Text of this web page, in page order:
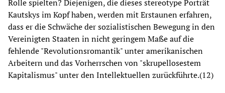
Rolle spielten? Diejenigen, die dieses stereotype Porträt
Kautskys im Kopf haben, werden mit Erstaunen erfahren,
dass er die Schwäche der sozialistischen Bewegung in den
Vereinigten Staaten in nicht geringem Maße auf die
fehlende "Revolutionsromantik" unter amerikanischen
Arbeitern und das Vorherrschen von "skrupellosestem
Kapitalismus" unter den Intellektuellen zurückführte.(12)